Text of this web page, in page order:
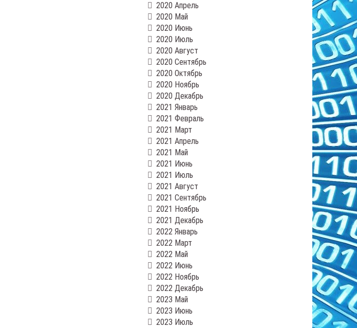
2020 Апрель
2020 Май
2020 Июнь
2020 Июль
2020 Август
2020 Сентябрь
2020 Октябрь
2020 Ноябрь
2020 Декабрь
2021 Январь
2021 Февраль
2021 Март
2021 Апрель
2021 Май
2021 Июнь
2021 Июль
2021 Август
2021 Сентябрь
2021 Ноябрь
2021 Декабрь
2022 Январь
2022 Март
2022 Май
2022 Июнь
2022 Ноябрь
2022 Декабрь
2023 Май
2023 Июнь
2023 Июль